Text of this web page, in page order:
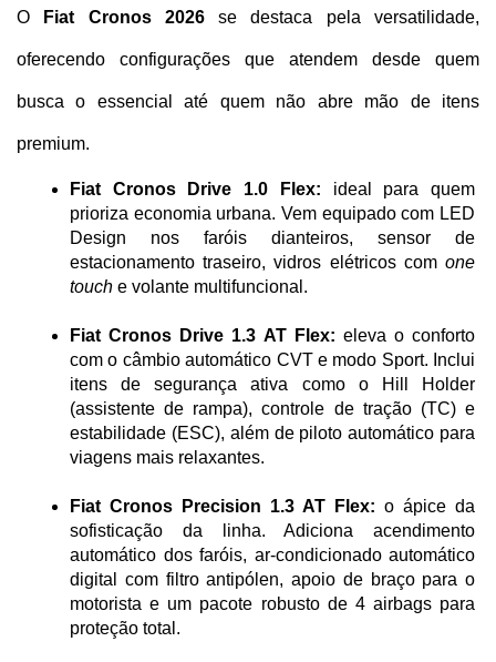
O Fiat Cronos 2026 se destaca pela versatilidade,
oferecendo configurações que atendem desde quem
busca o essencial até quem não abre mão de itens
premium.
Fiat Cronos Drive 1.0 Flex: ideal para quem
prioriza economia urbana. Vem equipado com LED
Design nos faróis dianteiros, sensor de
estacionamento traseiro, vidros elétricos com one
touch e volante multifuncional.
Fiat Cronos Drive 1.3 AT Flex: eleva o conforto
com o câmbio automático CVT e modo Sport. Inclui
itens de segurança ativa como o Hill Holder
(assistente de rampa), controle de tração (TC) e
estabilidade (ESC), além de piloto automático para
viagens mais relaxantes.
Fiat Cronos Precision 1.3 AT Flex: o ápice da
sofisticação da linha. Adiciona acendimento
automático dos faróis, ar-condicionado automático
digital com filtro antipólen, apoio de braço para o
motorista e um pacote robusto de 4 airbags para
proteção total.